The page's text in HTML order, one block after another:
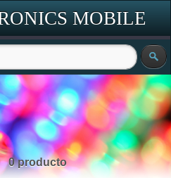
MOBILE
0 producto